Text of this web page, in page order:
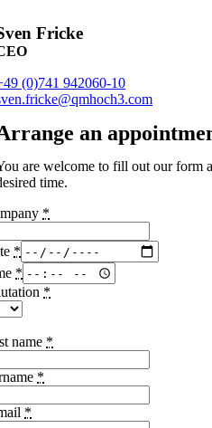
Fricke
(0)741 942060-10
an
are welcome to fill out our form
time.
*
*
*
*
name *
*
*